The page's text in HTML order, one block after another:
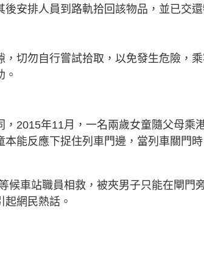
安排人員到路軌拾回該物品，並已交
切勿自行嘗試拾取，以免發生危險，
。
2015年11月，一名兩歲女童隨父母乘
能反應下捉住列車門邊，當列車關門時
候車站職員相救，被夾男子只能在閘門
網民熱話。